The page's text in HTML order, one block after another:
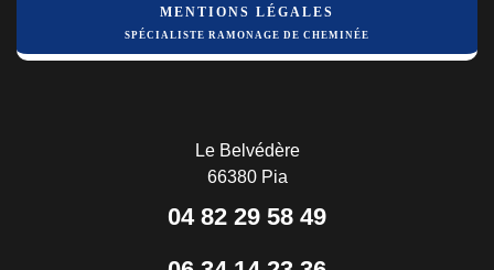
MENTIONS LÉGALES
SPÉCIALISTE RAMONAGE DE CHEMINÉE
Le Belvédère
66380 Pia
04 82 29 58 49